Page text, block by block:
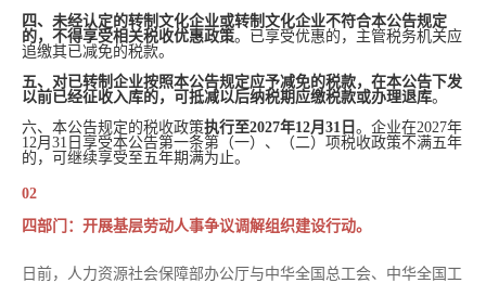
四、未经认定的转制文化企业或转制文化企业不符合本公告规定
的，不得享受相关税收优惠政策。已享受优惠的，主管税务机关应
追缴其已减免的税款。
五、对已转制企业按照本公告规定应予减免的税款，在本公告下发
以前已经征收入库的，可抵减以后纳税期应缴税款或办理退库。
六、本公告规定的税收政策执行至2027年12月31日 。企业在2027年
12月31日享受本公告第一条第（一）、（二）项税收政策不满五年
的，可继续享受至五年期满为止。
02
四部门：开展基层劳动人事争议调解组织建设行动。
日前，人力资源社会保障部办公厅与中华全国总工会、中华全国工